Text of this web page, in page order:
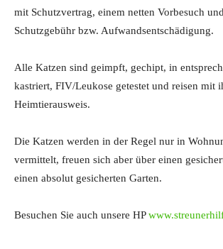
mit Schutzvertrag, einem netten Vorbesuch
Schutzgebühr bzw. Aufwandsentschädigung.
Alle Katzen sind geimpft, gechipt, in
kastriert, FIV/Leukose getestet und reisen mit
Heimtierausweis.
Die Katzen werden in der Regel nur in
vermittelt, freuen sich aber über einen
einen absolut gesicherten Garten.
Besuchen Sie auch unsere HP